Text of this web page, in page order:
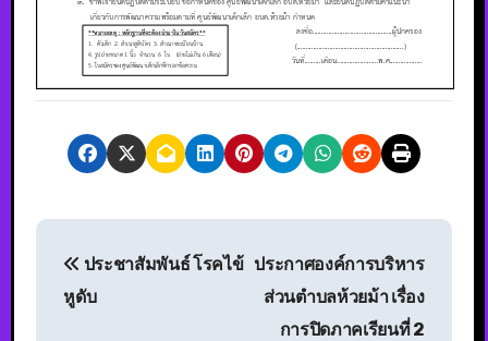
ประชาสัมพันธ์ โรคไข้
หูดับ
ประกาศองค์การบริหาร
ส่วนตำบลห้วยม้า เรื่อง
การปิดภาคเรียนที่ 2